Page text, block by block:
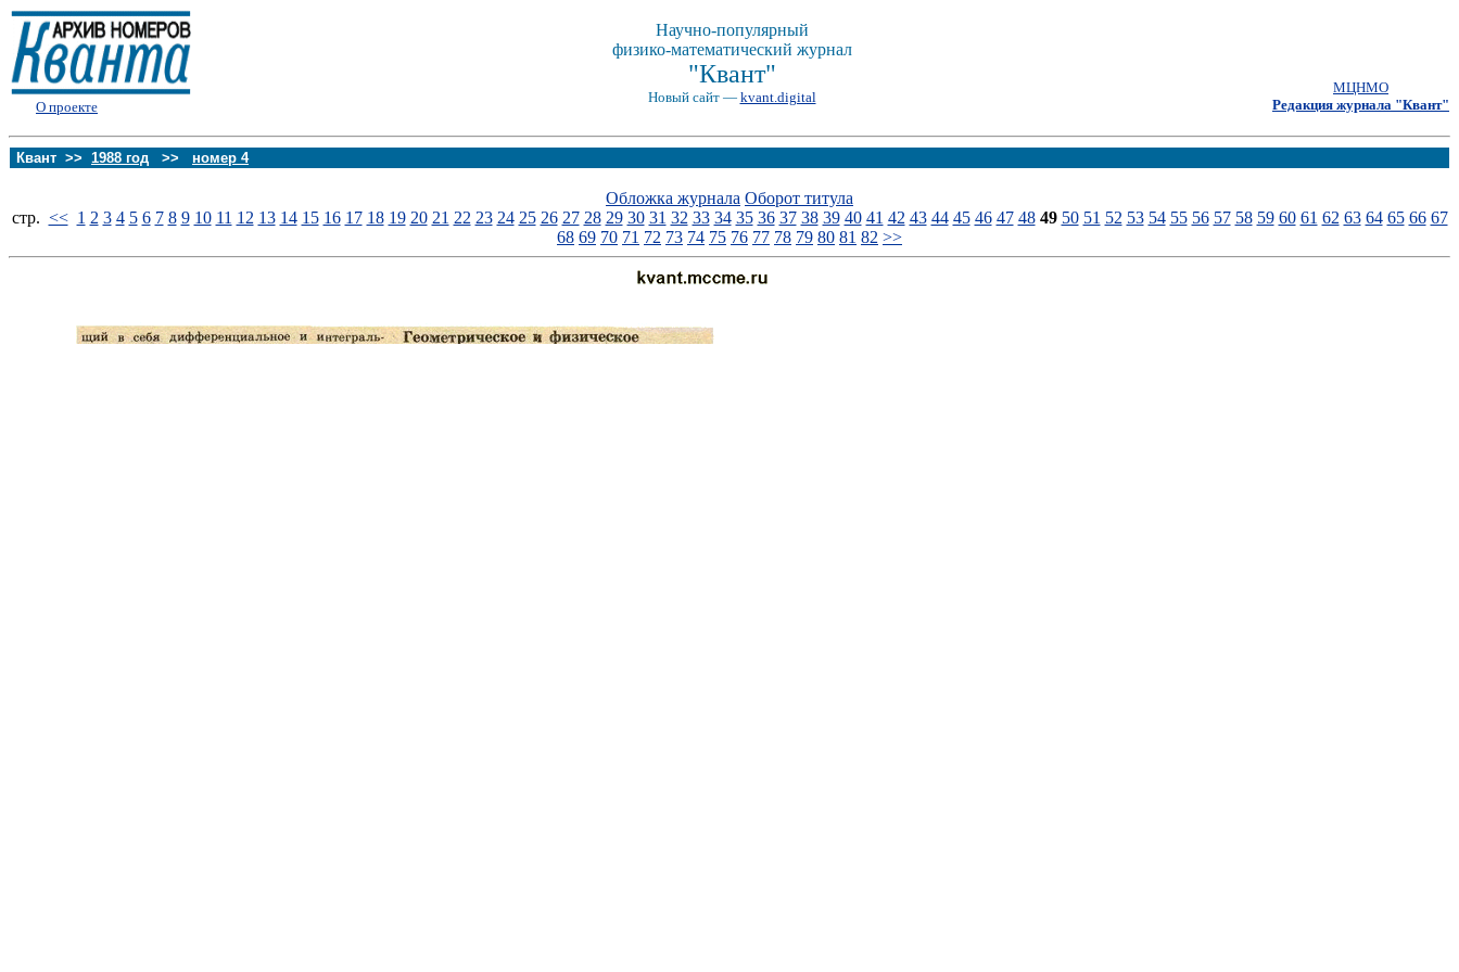
О проекте
Научно-популярный
физико-математический журнал
"Квант"
Новый сайт — kvant.digital
МЦНМО
Редакция журнала "Квант"
Квант >> 1988 год >> номер 4
Обложка журнала Оборот титула
стp. << 1 2 3 4 5 6 7 8 9 10 11 12 13 14 15 16 17 18 19 20 21 22 23 24 25 26 27 28 29 30 31 32 33 34 35 36 37 38 39 40 41 42 43 44 45 46 47 48 49 50 51 52 53 54 55 56 57 58 59 60 61 62 63 64 65 66 67
68 69 70 71 72 73 74 75 76 77 78 79 80 81 82 >>